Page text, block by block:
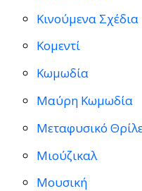
Κινούμενα Σχέδια
Κομεντί
Κωμωδία
Μαύρη Κωμωδία
Μεταφυσικό
Μιούζικαλ
Μουσική